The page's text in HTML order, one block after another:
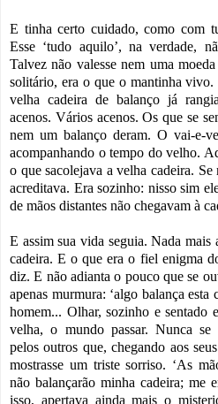
E tinha certo cuidado, como com
Esse ‘tudo aquilo’, na verdade,
Talvez não valesse nem uma
solitário, era o que o mantinha vivo.
velha cadeira de balanço já
acenos. Vários acenos. Os que se
nem um balanço deram. O vai-e-
acompanhando o tempo do velho.
o que sacolejava a velha cadeira.
acreditava. Era sozinho: nisso sim
de mãos distantes não chegavam à
E assim sua vida seguia. Nada mais
cadeira. E o que era o fiel enigma
diz. E não adianta o pouco que se
apenas murmura: ‘algo balança esta
homem... Olhar, sozinho e sentado
velha, o mundo passar. Nunca se
pelos outros que, chegando aos
mostrasse um triste sorriso. ‘As
não balançarão minha cadeira; me
isso, apertava ainda mais o